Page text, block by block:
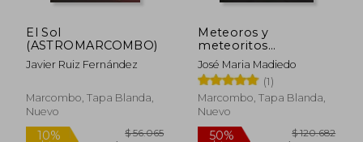
50%
dcto. $ 156.515
50%
dcto.
El Sol
(ASTROMARCOMBO)
Javier Ruiz Fernández
Marcombo, Tapa Blanda,
Nuevo
Meteoros y
meteoritos
(ASTROMARCOMBO)
José Maria Madiedo
(1)
Marcombo, Tapa Blanda,
Nuevo